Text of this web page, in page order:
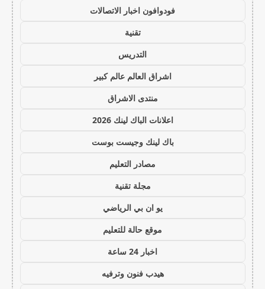
فودوافون اخبار الاتصالات
تقنية
التدريس
اشراق العالم عالم كبير
منتدى الاشراق
اعلانات الباك لينك 2026
باك لينك وجيست بوست
مصادر التعليم
مجلة تقنية
يو ان بي الرياضي
موقع حالة للتعليم
اخبار 24 ساعة
هيدب فنون وترفيه